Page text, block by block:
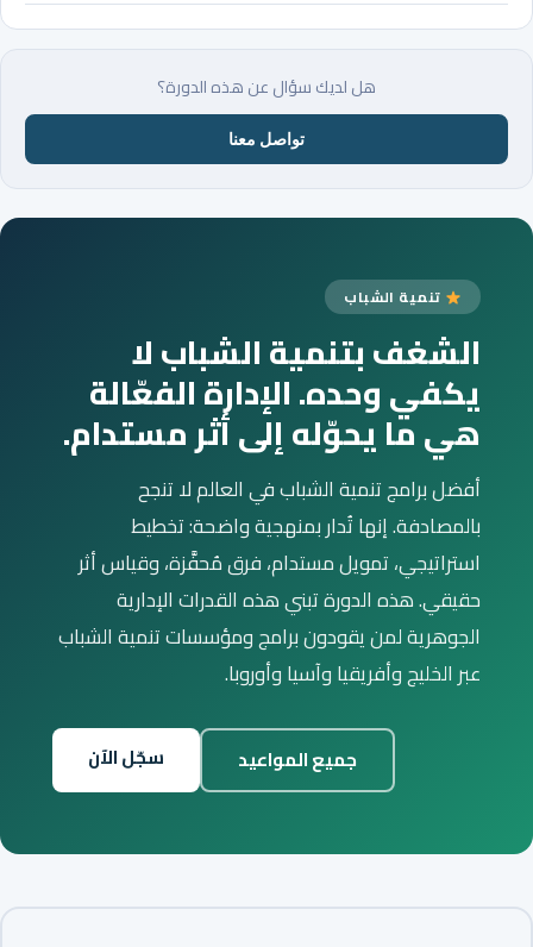
هل لديك سؤال عن هذه الدورة؟
تواصل معنا
تنمية الشباب
الشغف بتنمية الشباب لا
يكفي وحده. الإدارة الفعّالة
هي ما يحوّله إلى أثر مستدام.
أفضل برامج تنمية الشباب في العالم لا تنجح
بالمصادفة. إنها تُدار بمنهجية واضحة: تخطيط
استراتيجي، تمويل مستدام، فرق مُحفَّزة، وقياس أثر
حقيقي. هذه الدورة تبني هذه القدرات الإدارية
الجوهرية لمن يقودون برامج ومؤسسات تنمية الشباب
عبر الخليج وأفريقيا وآسيا وأوروبا.
سجّل الآن جميع المواعيد